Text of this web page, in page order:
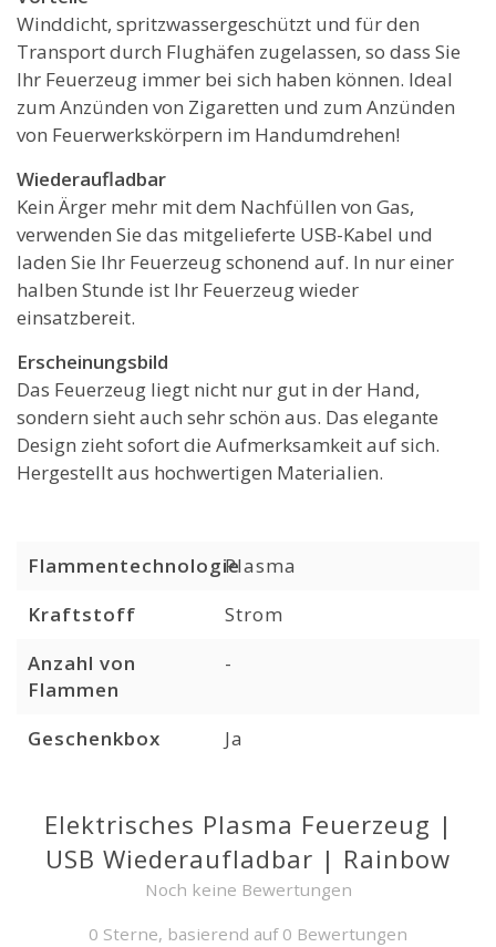
Winddicht, spritzwassergeschützt und für den
Transport durch Flughäfen zugelassen, so dass Sie
Ihr Feuerzeug immer bei sich haben können. Ideal
zum Anzünden von Zigaretten und zum Anzünden
von Feuerwerkskörpern im Handumdrehen!
Wiederaufladbar
Kein Ärger mehr mit dem Nachfüllen von Gas,
verwenden Sie das mitgelieferte USB-Kabel und
laden Sie Ihr Feuerzeug schonend auf. In nur einer
halben Stunde ist Ihr Feuerzeug wieder
einsatzbereit.
Erscheinungsbild
Das Feuerzeug liegt nicht nur gut in der Hand,
sondern sieht auch sehr schön aus. Das elegante
Design zieht sofort die Aufmerksamkeit auf sich.
Hergestellt aus hochwertigen Materialien.
FlammentechnologiePlasma
Kraftstoff
Strom
Anzahl von
Flammen
-
Geschenkbox Ja
Elektrisches Plasma Feuerzeug |
USB Wiederaufladbar | Rainbow
Noch keine Bewertungen
0 Sterne, basierend auf 0 Bewertungen